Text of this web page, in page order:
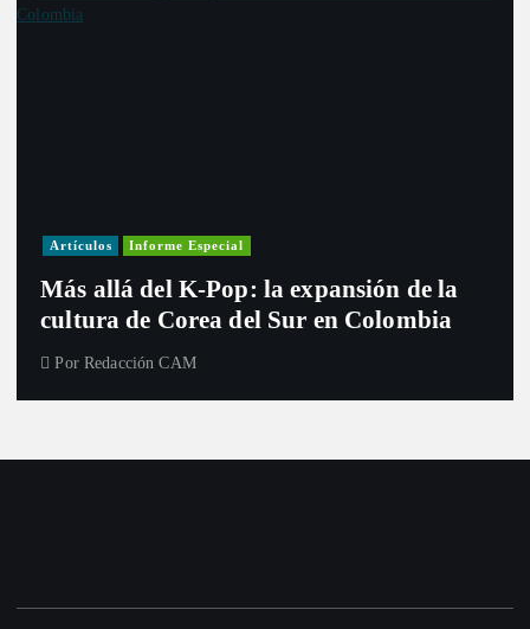
Artículos Informe Especial
Más allá del K-Pop: la expansión de la
cultura de Corea del Sur en Colombia
Por Redacción CAM